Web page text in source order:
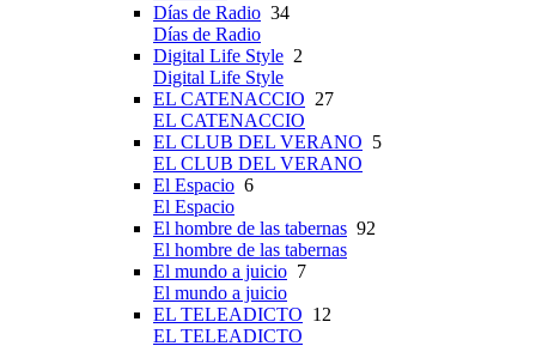
Días de Radio 34
Días de Radio
Digital Life Style 2
Digital Life Style
EL CATENACCIO 27
EL CATENACCIO
EL CLUB DEL VERANO 5
EL CLUB DEL VERANO
El Espacio 6
El Espacio
El hombre de las tabernas 92
El hombre de las tabernas
El mundo a juicio 7
El mundo a juicio
EL TELEADICTO 12
EL TELEADICTO